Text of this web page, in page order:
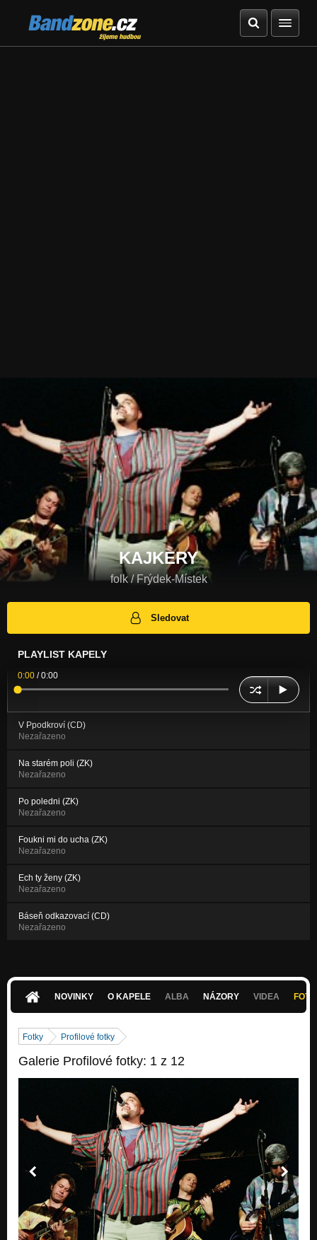
Bandzone.cz
žijeme hudbou
KAJKERY
folk / Frýdek-Místek
Sledovat
PLAYLIST KAPELY
0:00 /0:00
V Ppodkroví (CD)
Nezařazeno
Na starém poli (ZK)
Nezařazeno
Po poledni (ZK)
Nezařazeno
Foukni mi do ucha (ZK)
Nezařazeno
Ech ty ženy (ZK)
Nezařazeno
Báseň odkazovací (CD)
Nezařazeno
NOVINKY O KAPELE ALBA NÁZORY VIDEA
Fotky Profilové fotky
Galerie Profilové fotky: 1 z 12